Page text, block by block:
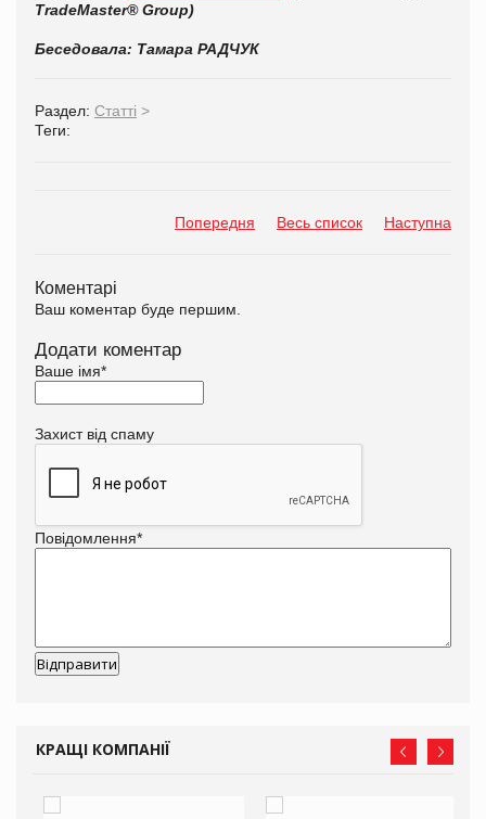
TradeMaster® Group)
Беседовала: Тамара РАДЧУК
Раздел: Статті >
Теги:
Попередня Весь список Наступна
Коментарі
Ваш коментар буде першим.
Додати коментар
Ваше імя*
Захист від спаму
Повідомлення*
КРАЩІ КОМПАНІЇ